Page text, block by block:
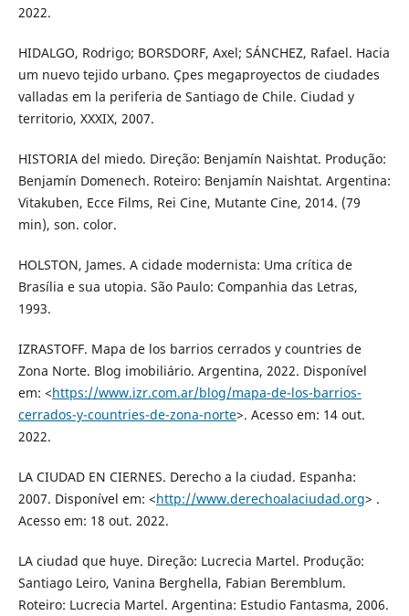
2022.
HIDALGO, Rodrigo; BORSDORF, Axel; SÁNCHEZ, Rafael. Hacia
um nuevo tejido urbano. Çpes megaproyectos de ciudades
valladas em la periferia de Santiago de Chile. Ciudad y
territorio, XXXIX, 2007.
HISTORIA del miedo. Direção: Benjamín Naishtat. Produção:
Benjamín Domenech. Roteiro: Benjamín Naishtat. Argentina:
Vitakuben, Ecce Films, Rei Cine, Mutante Cine, 2014. (79
min), son. color.
HOLSTON, James. A cidade modernista: Uma crítica de
Brasília e sua utopia. São Paulo: Companhia das Letras,
1993.
IZRASTOFF. Mapa de los barrios cerrados y countries de
Zona Norte. Blog imobiliário. Argentina, 2022. Disponível
em: <https://www.izr.com.ar/blog/mapa-de-los-barrios-
cerrados-y-countries-de-zona-norte>. Acesso em: 14 out.
2022.
LA CIUDAD EN CIERNES. Derecho a la ciudad. Espanha:
2007. Disponível em: <http://www.derechoalaciudad.org> .
Acesso em: 18 out. 2022.
LA ciudad que huye. Direção: Lucrecia Martel. Produção:
Santiago Leiro, Vanina Berghella, Fabian Beremblum.
Roteiro: Lucrecia Martel. Argentina: Estudio Fantasma, 2006.